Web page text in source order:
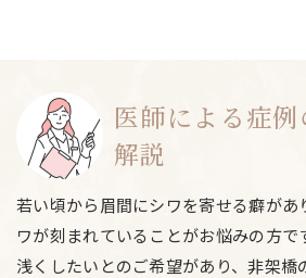
医師による症例
解説
若い頃から眉間にシワを寄せる癖があ
ワが刻まれていることがお悩みの方で
浅くしたいとのご希望があり、非架橋